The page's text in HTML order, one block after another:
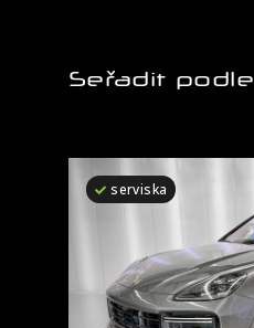
Seřadit podle
serviska